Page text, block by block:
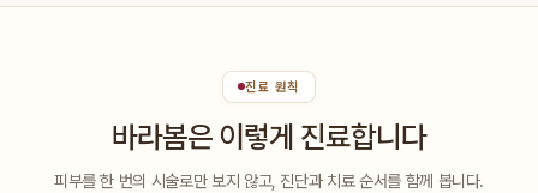
진료 원칙
바라봄은 이렇게 진료합니다
피부를 한 번의 시술로만 보지 않고, 진단과 치료 순서를 함께 봅니다.